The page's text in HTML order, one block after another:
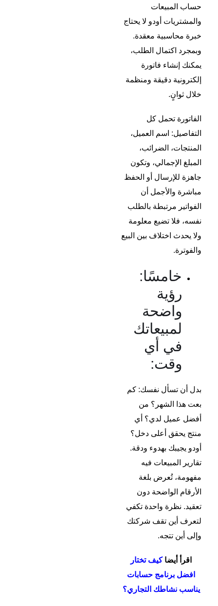
حساب المبيعات
والمشتريات أودو لا يحتاج
خبرة محاسبية معقدة.
وبمجرد اكتمال الطلب،
يمكنك إنشاء فاتورة
إلكترونية دقيقة ومنظمة
خلال ثوانٍ.
الفاتورة تحمل كل
التفاصيل: اسم العميل،
المنتجات، الضرائب،
المبلغ الإجمالي، وتكون
جاهزة للإرسال أو الحفظ
مباشرة والأجمل أن
الفواتير مرتبطة بالطلب
نفسه، فلا تضيع معلومة
ولا يحدث اختلاف بين البيع
والفوترة.
خامسًا:
رؤية
واضحة
لمبيعاتك
في أي
وقت:
بدل أن تسأل نفسك: كم
بعت هذا الشهر؟ من
أفضل عميل لدي؟ أي
منتج يحقق أعلى دخل؟
أودو يجيبك بهدوء ودقة.
تقارير المبيعات فيه
مفهومة، تُعرض بلغة
الأرقام الواضحة دون
تعقيد. نظرة واحدة تكفي
لتعرف أين تقف شركتك
وإلى أين تتجه.
اقرأ أيضاكيف تختار
افضل برنامج حسابات
يناسب نشاطك التجاري؟